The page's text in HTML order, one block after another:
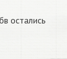
остались